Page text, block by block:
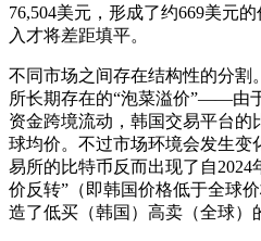
76,504美元，形成了约669美元
入才将差距填平。
不同市场之间存在结构性的分割
所长期存在的“泡菜溢价”——由
资金跨境流动，韩国交易平台的
球均价。不过市场环境会发生变
易所的比特币反而出现了自2024
价反转”（即韩国价格低于全球
造了低买（韩国）高卖（全球）